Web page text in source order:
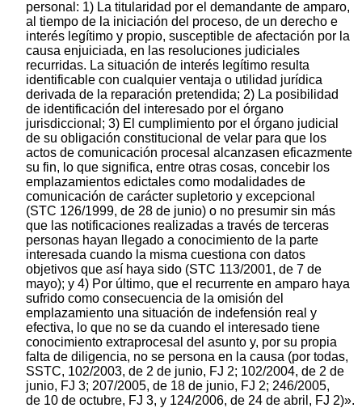
personal: 1) La titularidad por el demandante de amparo,
al tiempo de la iniciación del proceso, de un derecho e
interés legítimo y propio, susceptible de afectación por la
causa enjuiciada, en las resoluciones judiciales
recurridas. La situación de interés legítimo resulta
identificable con cualquier ventaja o utilidad jurídica
derivada de la reparación pretendida; 2) La posibilidad
de identificación del interesado por el órgano
jurisdiccional; 3) El cumplimiento por el órgano judicial
de su obligación constitucional de velar para que los
actos de comunicación procesal alcanzasen eficazmente
su fin, lo que significa, entre otras cosas, concebir los
emplazamientos edictales como modalidades de
comunicación de carácter supletorio y excepcional
(STC 126/1999, de 28 de junio) o no presumir sin más
que las notificaciones realizadas a través de terceras
personas hayan llegado a conocimiento de la parte
interesada cuando la misma cuestiona con datos
objetivos que así haya sido (STC 113/2001, de 7 de
mayo); y 4) Por último, que el recurrente en amparo haya
sufrido como consecuencia de la omisión del
emplazamiento una situación de indefensión real y
efectiva, lo que no se da cuando el interesado tiene
conocimiento extraprocesal del asunto y, por su propia
falta de diligencia, no se persona en la causa (por todas,
SSTC, 102/2003, de 2 de junio, FJ 2; 102/2004, de 2 de
junio, FJ 3; 207/2005, de 18 de junio, FJ 2; 246/2005,
de 10 de octubre, FJ 3, y 124/2006, de 24 de abril, FJ 2)».